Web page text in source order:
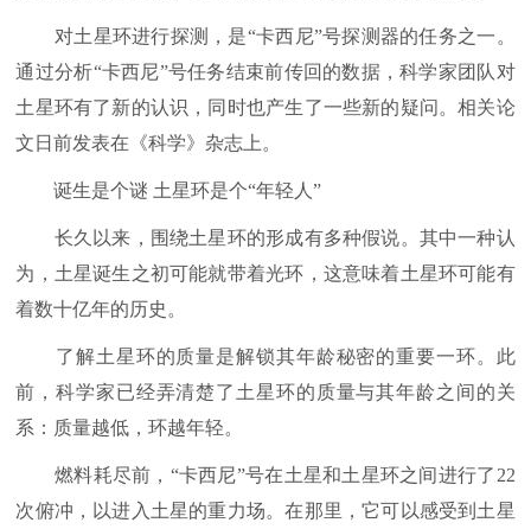
对土星环进行探测，是“卡西尼”号探测器的任务之一。
通过分析“卡西尼”号任务结束前传回的数据，科学家团队对
土星环有了新的认识，同时也产生了一些新的疑问。相关论
文日前发表在《科学》杂志上。
诞生是个谜 土星环是个“年轻人”
长久以来，围绕土星环的形成有多种假说。其中一种认
为，土星诞生之初可能就带着光环，这意味着土星环可能有
着数十亿年的历史。
了解土星环的质量是解锁其年龄秘密的重要一环。此
前，科学家已经弄清楚了土星环的质量与其年龄之间的关
系：质量越低，环越年轻。
燃料耗尽前，“卡西尼”号在土星和土星环之间进行了22
次俯冲，以进入土星的重力场。在那里，它可以感受到土星